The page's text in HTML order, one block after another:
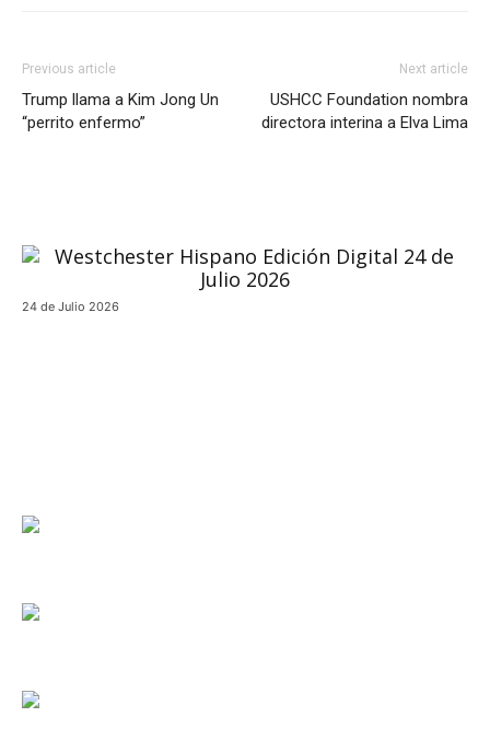
Previous article
Trump llama a Kim Jong Un
“perrito enfermo”
Next article
USHCC Foundation nombra
directora interina a Elva Lima
24 de Julio 2026